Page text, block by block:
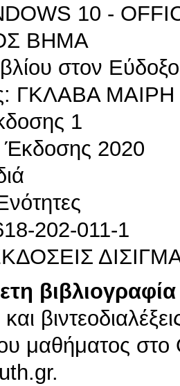
10 -
ΒΗΜΑ
στον
ΓΚΛΑΒΑ ΜΑΙΡΗ
1
2020
202-011-1
βιβλιογραφία
μαθήματος